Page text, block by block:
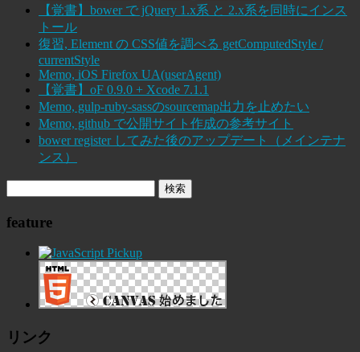
【覚書】bower で jQuery 1.x系 と 2.x系を同時にインス
トール
復習, Element の CSS値を調べる getComputedStyle /
currentStyle
Memo, iOS Firefox UA(userAgent)
【覚書】oF 0.9.0 + Xcode 7.1.1
Memo, gulp-ruby-sassのsourcemap出力を止めたい
Memo, github で公開サイト作成の参考サイト
bower register してみた後のアップデート（メインテナ
ンス）
feature
リンク